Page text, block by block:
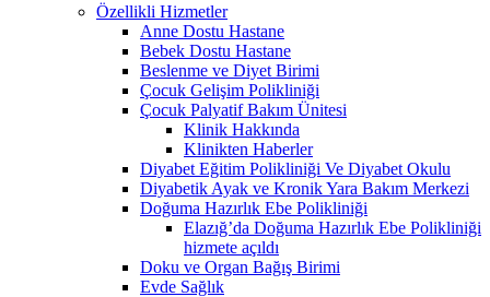
Özellikli Hizmetler
Anne Dostu Hastane
Bebek Dostu Hastane
Beslenme ve Diyet Birimi
Çocuk Gelişim Polikliniği
Çocuk Palyatif Bakım Ünitesi
Klinik Hakkında
Klinikten Haberler
Diyabet Eğitim Polikliniği Ve Diyabet Okulu
Diyabetik Ayak ve Kronik Yara Bakım Merkezi
Doğuma Hazırlık Ebe Polikliniği
Elazığ’da Doğuma Hazırlık Ebe Polikliniği
hizmete açıldı
Doku ve Organ Bağış Birimi
Evde Sağlık